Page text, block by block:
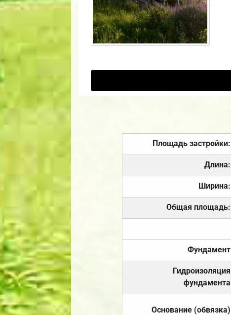
Площадь застройки:
Длина:
Ширина:
Общая площадь:
Фундамент
Гидроизоляция
фундамента
Основание (обвязка)